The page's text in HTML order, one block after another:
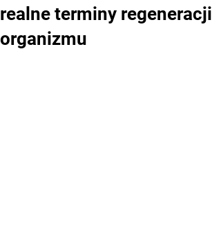
realne terminy regeneracji
organizmu